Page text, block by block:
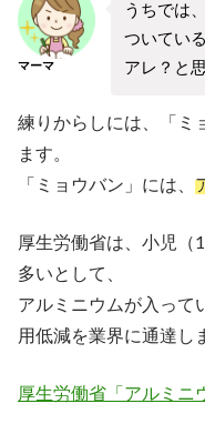
マーマ
うちでは
ついてい
アレ？と
練りからしには、「ミ
ます。
「ミョウバン」には、
厚生労働省は、小児（
多いとして、
アルミニウムが入って
用低減を業界に通達し
厚生労働省「アルミニ